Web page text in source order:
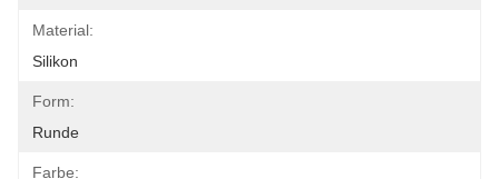
Material:
Silikon
Form:
Runde
Farbe: